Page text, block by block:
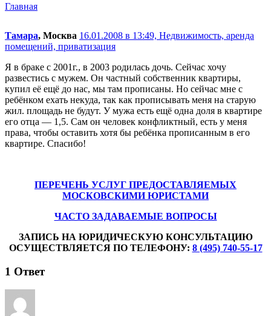
Главная
Тамара, Москва 16.01.2008 в 13:49, Недвижимость, аренда
помещений, приватизация
Я в браке с 2001г., в 2003 родилась дочь. Сейчас хочу
развестись с мужем. Он частный собственник квартиры,
купил её ещё до нас, мы там прописаны. Но сейчас мне с
ребёнком ехать некуда, так как прописывать меня на старую
жил. площадь не будут. У мужа есть ещё одна доля в квартире
его отца — 1,5. Сам он человек конфликтный, есть у меня
права, чтобы оставить хотя бы ребёнка прописанным в его
квартире. Спасибо!
ПЕРЕЧЕНЬ УСЛУГ ПРЕДОСТАВЛЯЕМЫХ
МОСКОВСКИМИ ЮРИСТАМИ
ЧАСТО ЗАДАВАЕМЫЕ ВОПРОСЫ
ЗАПИСЬ НА ЮРИДИЧЕСКУЮ КОНСУЛЬТАЦИЮ
ОСУЩЕСТВЛЯЕТСЯ ПО ТЕЛЕФОНУ: 8 (495) 740-55-17
1 Ответ